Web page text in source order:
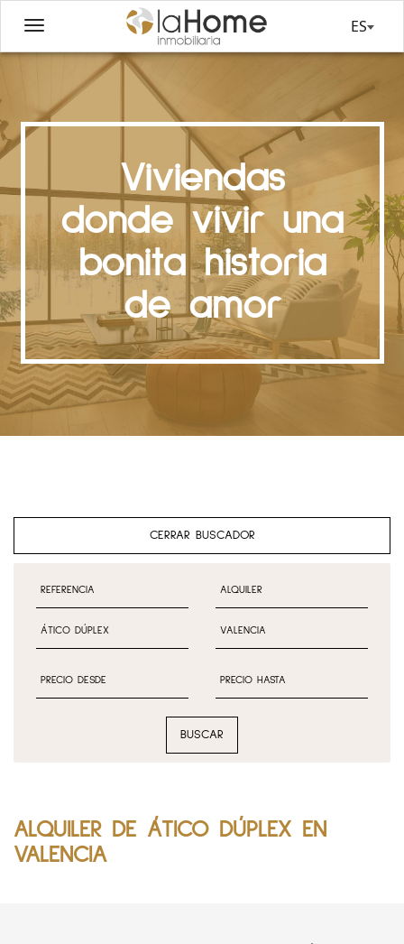
ES
Viviendas
donde vivir una
bonita historia
de amor
CERRAR BUSCADOR
BUSCAR
ALQUILER DE ÁTICO DÚPLEX EN
VALENCIA